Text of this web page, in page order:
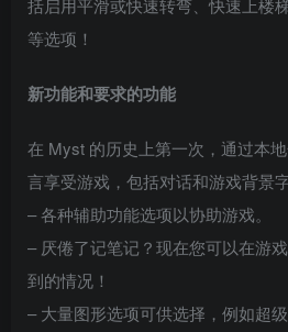
等选项！
新功能和要求的功能
在 Myst 的历史上第一次，通过本
言享受游戏，包括对话和游戏背景字
– 各种辅助功能选项以协助游戏。
– 厌倦了记笔记？现在您可以在游
到的情况！
– 大量图形选项可供选择，例如超